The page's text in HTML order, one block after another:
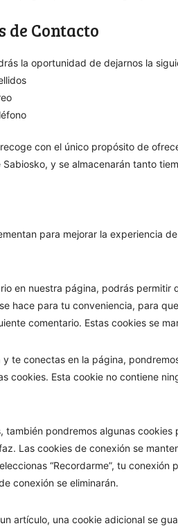
Contacto
la oportunidad de dejarnos la
con el único propósito de
y se almacenarán tanto
para mejorar la experiencia
en nuestra página, podrás
hace para tu conveniencia, para
comentario. Estas cookies se
y te conectas en la página,
cookies. Esta cookie no contiene
también pondremos algunas
Las cookies de conexión se
“Recordarme”, tu
conexión se eliminarán.
artículo, una cookie adicional se